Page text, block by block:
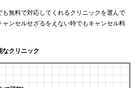
無料で対応してくれるクリニックを選んで
ンセルせざるをえない時でもキャンセル料
なクリニック